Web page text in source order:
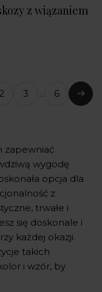
z wiązaniem
2 3 … 6
zapewniać
wygodę
opcja dla
z
trwałe i
się doskonale i
każdej okazji.
takich
i wzór, by